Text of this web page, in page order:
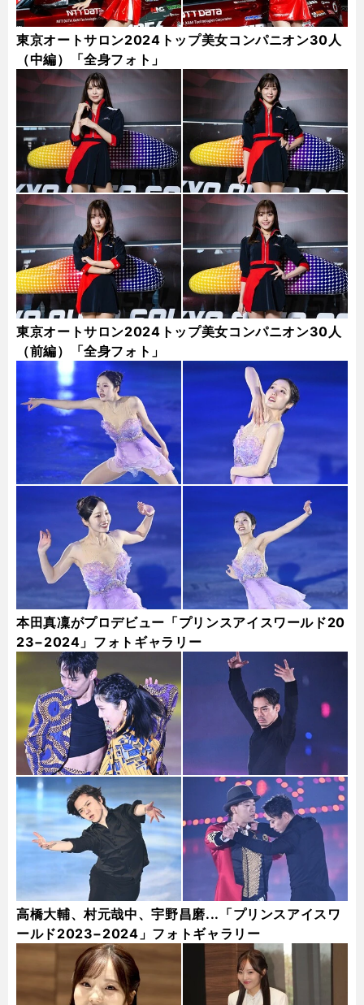
東京オートサロン2024トップ美女コンパニオン30人
（中編）「全身フォト」
東京オートサロン2024トップ美女コンパニオン30人
（前編）「全身フォト」
本田真凜がプロデビュー「プリンスアイスワールド20
23−2024」フォトギャラリー
高橋大輔、村元哉中、宇野昌磨...「プリンスアイスワ
ールド2023−2024」フォトギャラリー